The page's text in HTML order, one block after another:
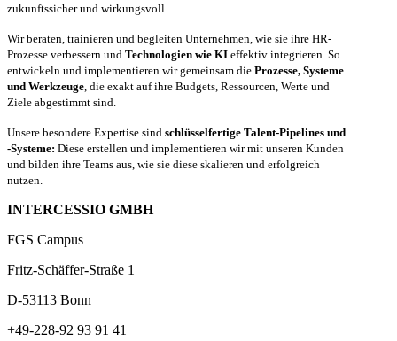
zukunftssicher und wirkungsvoll.
Wir beraten, trainieren und begleiten Unternehmen, wie sie ihre HR-
Prozesse verbessern und Technologien wie KI effektiv integrieren. So
entwickeln und implementieren wir gemeinsam die Prozesse, Systeme
und Werkzeuge , die exakt auf ihre Budgets, Ressourcen, Werte und
Ziele abgestimmt sind.
Unsere besondere Expertise sind schlüsselfertige Talent-Pipelines und
-Systeme: Diese erstellen und implementieren wir mit unseren Kunden
und bilden ihre Teams aus, wie sie diese skalieren und erfolgreich
nutzen.
INTERCESSIO GMBH
FGS Campus
Fritz-Schäffer-Straße 1
D-53113 Bonn
+49-228-92 93 91 41